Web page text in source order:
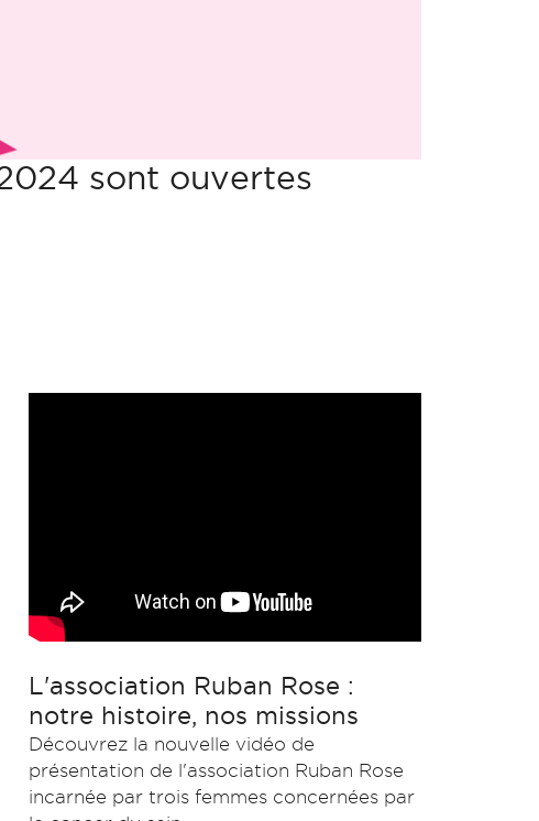
sont ouvertes
L'association Ruban Rose :
notre histoire, nos missions
Découvrez la nouvelle vidéo de
présentation de l'association Ruban Rose
incarnée par trois femmes concernées par